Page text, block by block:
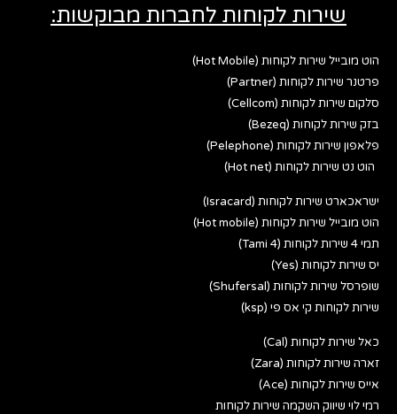
שירות לקוחות לחברות מבוקשות:
הוט מובייל שירות לקוחות (Hot Mobile)
פרטנר שירות לקוחות (Partner)
סלקום שירות לקוחות (Cellcom)
בזק שירות לקוחות (Bezeq)
פלאפון שירות לקוחות (Pelephone)
הוט נט שירות לקוחות (Hot net)
ישראכארט שירות לקוחות (Isracard)
הוט מובייל שירות לקוחות (Hot mobile)
תמי 4 שירות לקוחות (Tami 4)
יס שירות לקוחות (Yes)
שופרסל שירות לקוחות (Shufersal)
שירות לקוחות קי אס פי (ksp)
כאל שירות לקוחות (Cal)
זארה שירות לקוחות (Zara)
אייס שירות לקוחות (Ace)
רמי לוי שיווק השקמה שירות לקוחות